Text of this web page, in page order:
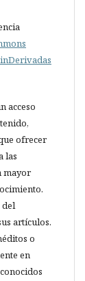
acceso
ofrecer
las
mayor
del
artículos.
o
en